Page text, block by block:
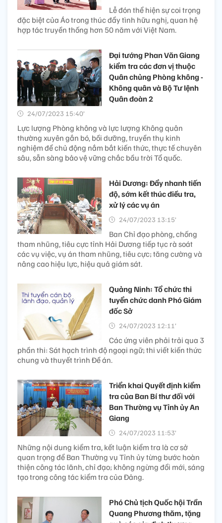
Lễ đón thể hiện sự coi trọng
đặc biệt của Áo trong thúc đẩy tình hữu nghị, quan hệ
hợp tác truyền thống hơn 50 năm với Việt Nam.
Đại tướng Phan Văn Giang
kiểm tra các đơn vị thuộc
Quân chủng Phòng không -
Không quân và Bộ Tư lệnh
Quân đoàn 2
24/07/2023 15:40’
Lực lượng Phòng không và lực lượng Không quân
thường xuyên gắn bó, bồi dưỡng, truyền thụ kinh
nghiệm để chủ động nắm bắt kiến thức, thực tế chuyên
sâu, sẵn sàng bảo vệ vững chắc bầu trời Tổ quốc.
Hải Dương: Đẩy nhanh tiến
độ, sớm kết thúc điều tra,
xử lý các vụ án
24/07/2023 13:15’
Ban Chỉ đạo phòng, chống
tham nhũng, tiêu cực tỉnh Hải Dương tiếp tục rà soát
các vụ việc, vụ án tham nhũng, tiêu cực; tăng cường và
nâng cao hiệu lực, hiệu quả giám sát.
Quảng Ninh: Tổ chức thi
tuyển chức danh Phó Giám
đốc Sở
24/07/2023 12:11’
Các ứng viên phải trải qua 3
phần thi: Sát hạch trình độ ngoại ngữ; thi viết kiến thức
chung và thuyết trình Đề án.
Triển khai Quyết định kiểm
tra của Ban Bí thư đối với
Ban Thường vụ Tỉnh ủy An
Giang
24/07/2023 11:53’
Những nội dung kiểm tra, kết luận kiểm tra là cơ sở
quan trọng để Ban Thường vụ Tỉnh ủy từng bước hoàn
thiện công tác lãnh, chỉ đạo; không ngừng đổi mới, sáng
tạo trong công tác kiểm tra của Đảng.
Phó Chủ tịch Quốc hội Trần
Quang Phương thăm, tặng